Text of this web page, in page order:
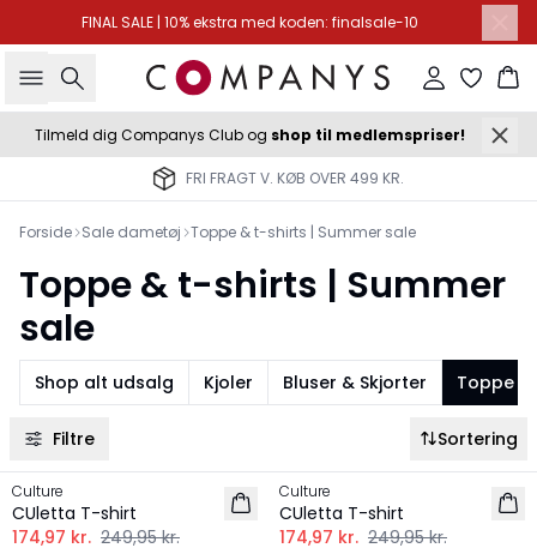
FINAL SALE | 10% ekstra med koden: finalsale-10
Søg Log ind
Tilmeld dig Companys Club og shop til medlemspriser!
FRI FRAGT V. KØB OVER 499 KR.
Forside Sale dametøj Toppe & t-shirts | Summer sale
Toppe & t-shirts | Summer
sale
Shop alt udsalg Kjoler Bluser & Skjorter Toppe
Filtre Sortering
-30%
Culture
CUletta T-shirt
174,97 kr. 249,95 kr.
Culture
CUletta T-shirt
174,97 kr. 249,95 kr.